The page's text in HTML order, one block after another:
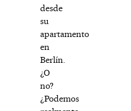
desde
su
apartamento
en
Berlín.
¿O
no?
¿Podemos